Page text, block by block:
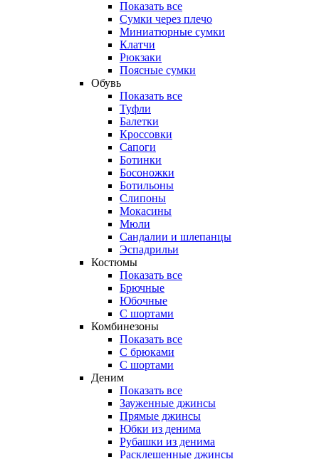
Показать все
Сумки через плечо
Миниатюрные cумки
Клатчи
Рюкзаки
Поясные сумки
Обувь
Показать все
Туфли
Балетки
Кроссовки
Сапоги
Ботинки
Босоножки
Ботильоны
Слипоны
Мокасины
Мюли
Сандалии и шлепанцы
Эспадрильи
Костюмы
Показать все
Брючные
Юбочные
С шортами
Комбинезоны
Показать все
С брюками
С шортами
Деним
Показать все
Зауженные джинсы
Прямые джинсы
Юбки из денима
Рубашки из денима
Расклешенные джинсы